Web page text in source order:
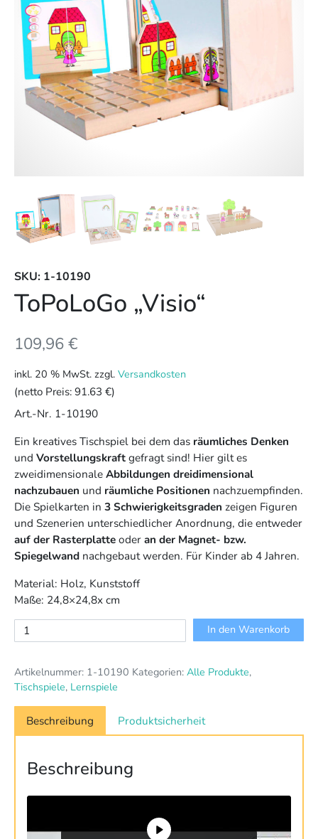
SKU: 1-10190
ToPoLoGo „Visio“
109,96€
inkl. 20 % MwSt. zzgl. Versandkosten
(netto Preis: 91.63 €)
Art.-Nr. 1-10190
Ein kreatives Tischspiel bei dem das räumliches Denken
und Vorstellungskraftgefragt sind! Hier gilt es
zweidimensionaleAbbildungen dreidimensional
nachzubauen und räumliche Positionen nachzuempfinden.
Die Spielkarten in 3 Schwierigkeitsgraden zeigen Figuren
und Szenerien unterschiedlicher Anordnung, die entweder
auf der Rasterplatteoderan der Magnet- bzw.
Spiegelwand nachgebaut werden. Für Kinder ab 4 Jahren.
Material: Holz, Kunststoff
Maße: 24,8×24,8x cm
ToPoLoGo
"Visio"
In den Warenkorb
Artikelnummer: 1-10190 Kategorien: Alle Produkte,
Tischspiele, Lernspiele
Beschreibung Produktsicherheit
Beschreibung